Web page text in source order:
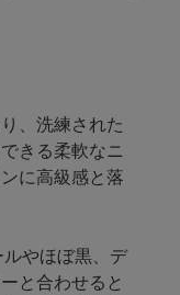
、洗練された
きる柔軟なニ
に高級感と落
やほぼ黒、デ
と合わせると